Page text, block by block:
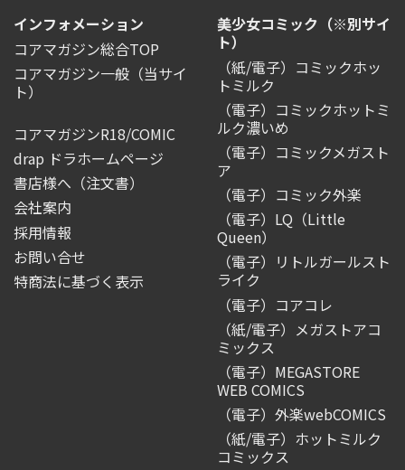
インフォメーション
コアマガジン総合TOP
コアマガジン一般 （当サイ
ト）
コアマガジンR18/COMIC
drap ドラホームページ
書店様へ（注文書）
会社案内
採用情報
お問い合せ
特商法に基づく表示
美少女コミック（※別サイ
ト）
（紙/電子）コミックホッ
トミルク
（電子）コミックホットミ
ルク濃いめ
（電子）コミックメガスト
ア
（電子）コミック外楽
（電子）LQ（Little
Queen）
（電子）リトルガールスト
ライク
（電子）コアコレ
（紙/電子）メガストアコ
ミックス
（電子）MEGASTORE
WEB COMICS
（電子）外楽webCOMICS
（紙/電子）ホットミルク
コミックス